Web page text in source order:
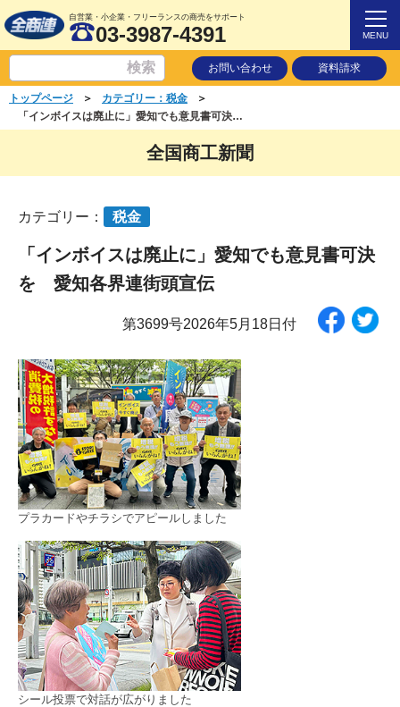
自営業・小企業・フリーランスの商売をサポート
03-3987-4391 MENU
お問い合わせ 資料請求
トップページ ＞ カテゴリー：税金
＞
「インボイスは廃止に」愛知でも意見書可決を 愛知各界連街頭宣伝
全国商工新聞
カテゴリー： 税金
「インボイスは廃止に」愛知でも意見書可決
を 愛知各界連街頭宣伝
第3699号2026年5月18日付
プラカードやチラシでアピールしました
シール投票で対話が広がりました